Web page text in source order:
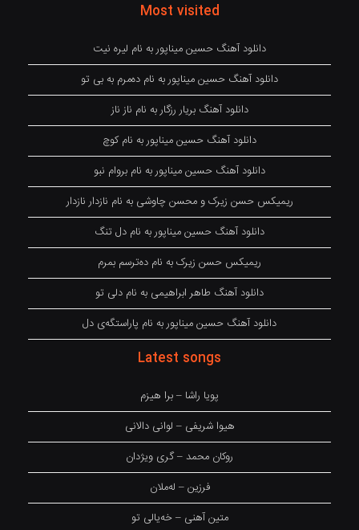
Most visited
دانلود آهنگ حسین میناپور به نام لیره نیت
دانلود آهنگ حسین میناپور به نام دەمرم بە بی تو
دانلود آهنگ بریار رزگار به نام ناز ناز
دانلود آهنگ حسین میناپور به نام کوچ
دانلود آهنگ حسین میناپور به نام بروام نبو
ریمیکس حسن زیرک و محسن چاوشی به نام نازدار نازدار
دانلود آهنگ حسین میناپور به نام دل تنگ
ریمیکس حسن زیرک به نام دەترسم بمرم
دانلود آهنگ طاهر ابراهیمی به نام دلی تو
دانلود آهنگ حسین میناپور به نام پاراستگەی دل
Latest songs
پویا راشا – برا هیزم
هیوا شریفی – لوانی دالانی
روکان محمد – گری ویژدان
فرزین – لەملان
متین آهنی – خەیالی تو